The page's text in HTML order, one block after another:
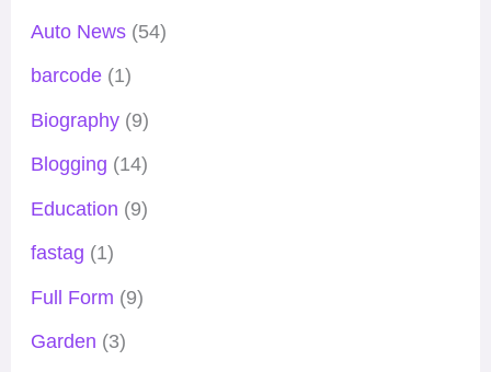
Auto News(54)
barcode(1)
Biography(9)
Blogging (14)
Education (9)
fastag (1)
Full Form (9)
Garden (3)